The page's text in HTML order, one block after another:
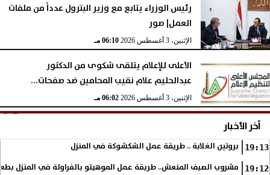
رئيس الوزراء يتابع مع وزير البترول عدداً من ملفات
العمل| صور
الإثنين، 3 أغسطس 2026 06:10 مـ
الأعلى للإعلام يتلقى شكوى من الدكتور
عبدالحليم علام نقيب المحامين ضد صفحات...
الإثنين، 3 أغسطس 2026 06:02 مـ
آخر الأخبار
19:13 بروتين الغلابة .. طريقة عمل الشكشوكة في المنزل
19:12 مشروب الصيف المنعش.. طريقة عمل الموهيتو بالفراولة في المنزل